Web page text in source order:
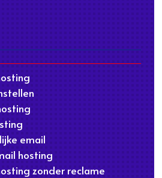
email
hosting
zonder reclame